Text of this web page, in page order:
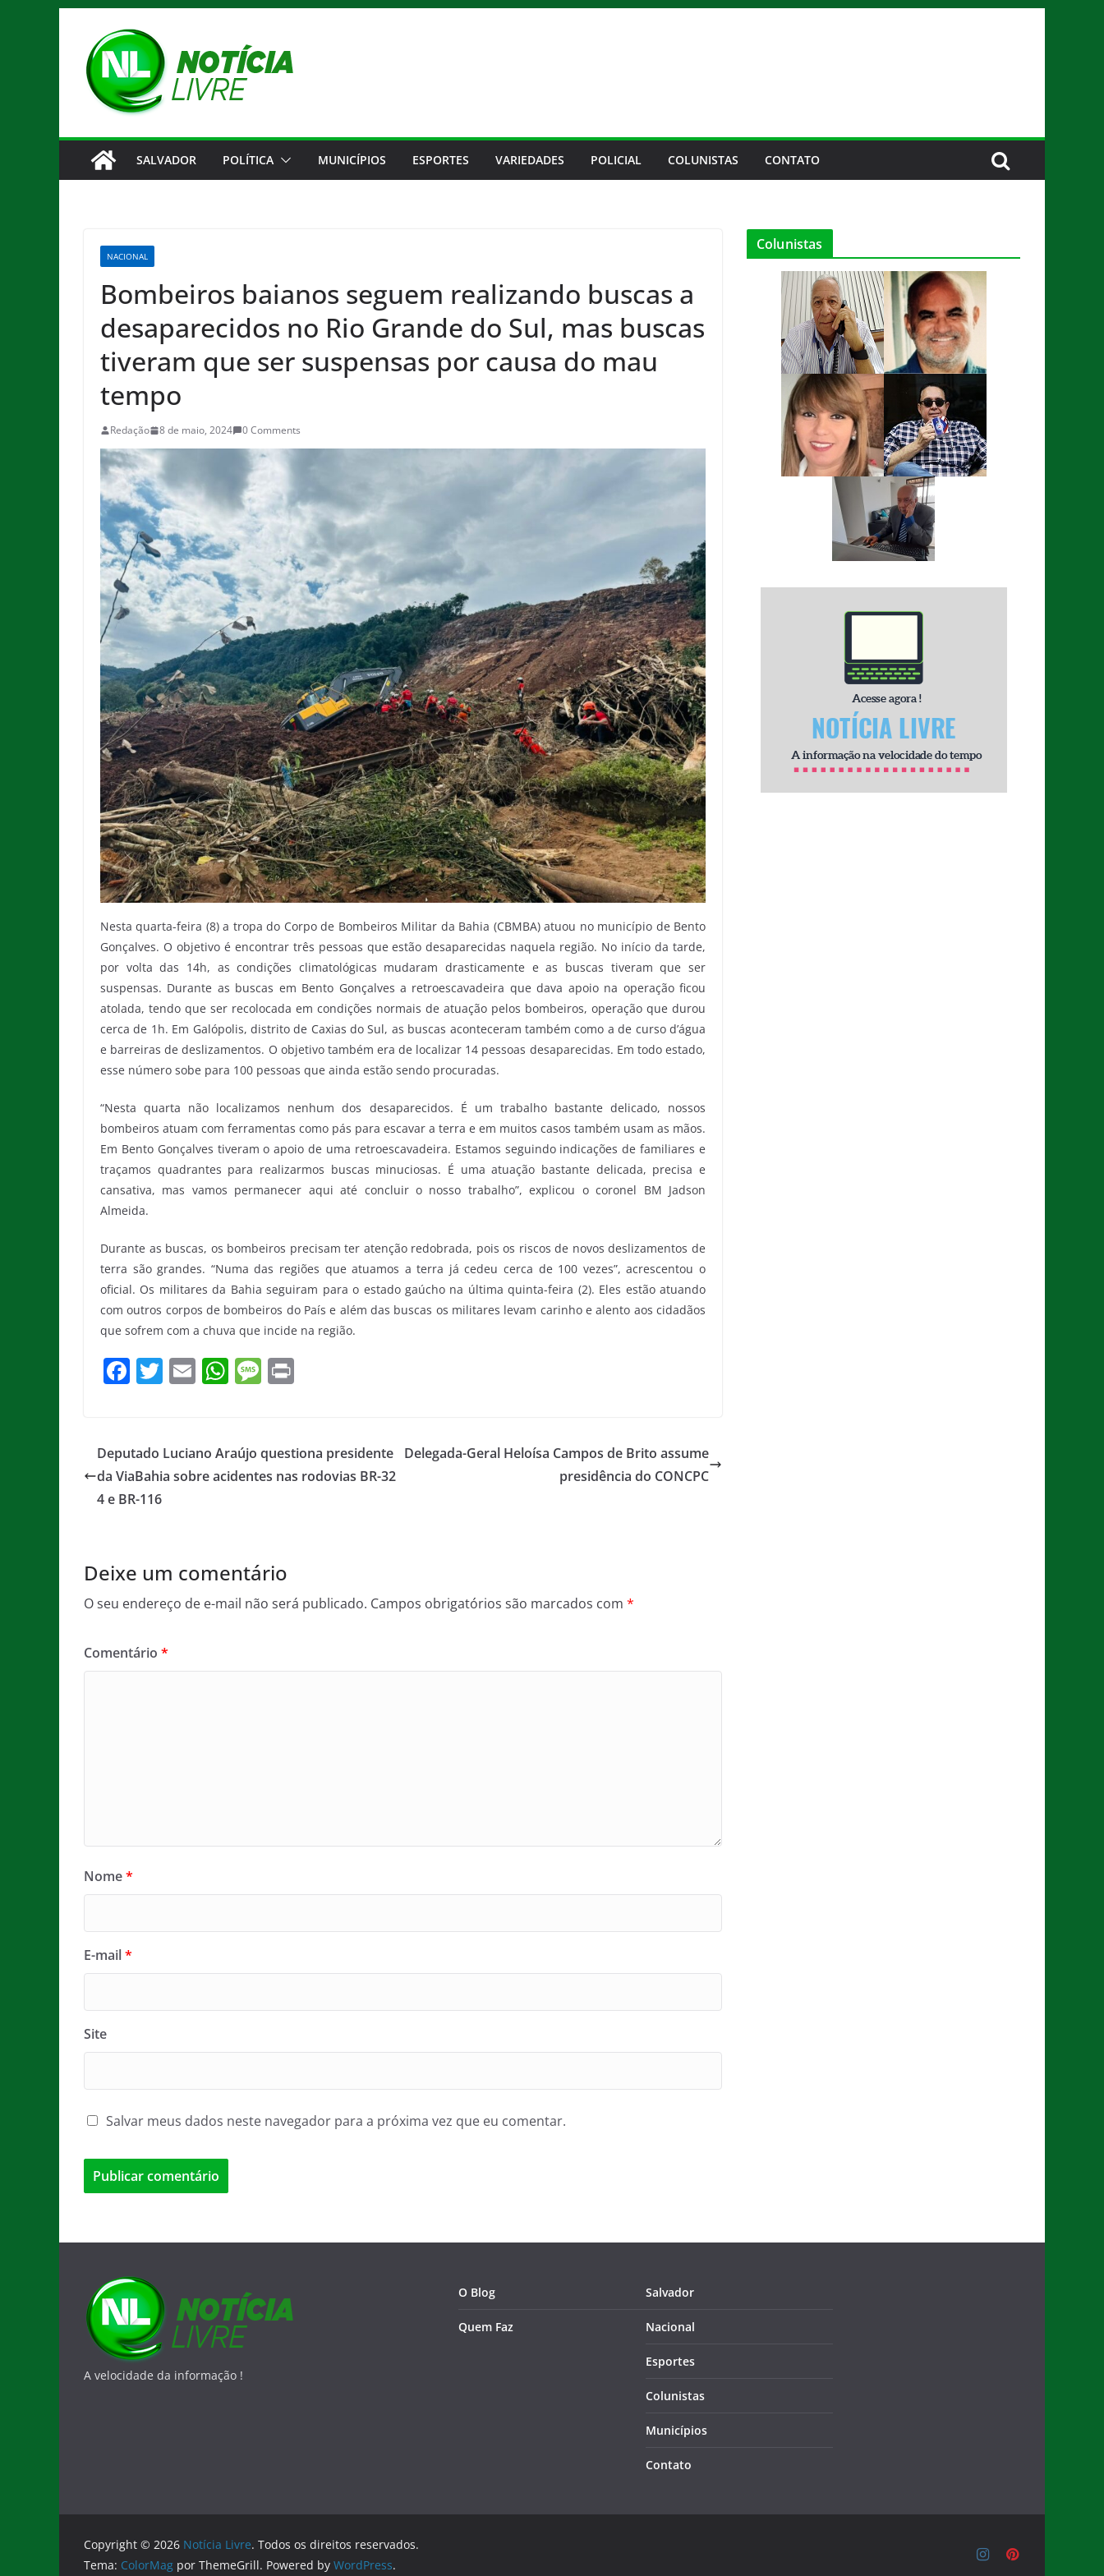
conteúdo
SALVADOR POLÍTICA MUNICÍPIOS ESPORTES VARIEDADES POLICIAL COLUNISTAS CONTATO
NACIONAL
Bombeiros baianos seguem realizando buscas a
desaparecidos no Rio Grande do Sul, mas buscas
tiveram que ser suspensas por causa do mau
tempo
Redação 8 de maio, 2024 0 Comments
Nesta quarta-feira (8) a tropa do Corpo de Bombeiros Militar da Bahia (CBMBA) atuou no município de Bento
Gonçalves. O objetivo é encontrar três pessoas que estão desaparecidas naquela região. No início da tarde,
por volta das 14h, as condições climatológicas mudaram drasticamente e as buscas tiveram que ser
suspensas. Durante as buscas em Bento Gonçalves a retroescavadeira que dava apoio na operação ficou
atolada, tendo que ser recolocada em condições normais de atuação pelos bombeiros, operação que durou
cerca de 1h. Em Galópolis, distrito de Caxias do Sul, as buscas aconteceram também como a de curso d’água
e barreiras de deslizamentos. O objetivo também era de localizar 14 pessoas desaparecidas. Em todo estado,
esse número sobe para 100 pessoas que ainda estão sendo procuradas.
“Nesta quarta não localizamos nenhum dos desaparecidos. É um trabalho bastante delicado, nossos
bombeiros atuam com ferramentas como pás para escavar a terra e em muitos casos também usam as mãos.
Em Bento Gonçalves tiveram o apoio de uma retroescavadeira. Estamos seguindo indicações de familiares e
traçamos quadrantes para realizarmos buscas minuciosas. É uma atuação bastante delicada, precisa e
cansativa, mas vamos permanecer aqui até concluir o nosso trabalho”, explicou o coronel BM Jadson
Almeida.
Durante as buscas, os bombeiros precisam ter atenção redobrada, pois os riscos de novos deslizamentos de
terra são grandes. “Numa das regiões que atuamos a terra já cedeu cerca de 100 vezes”, acrescentou o
oficial. Os militares da Bahia seguiram para o estado gaúcho na última quinta-feira (2). Eles estão atuando
com outros corpos de bombeiros do País e além das buscas os militares levam carinho e alento aos cidadãos
que sofrem com a chuva que incide na região.
F
e
b
o
T
er
E
l
W
s
A
M
a
g
Deputado Luciano Araújo questiona presidente
da ViaBahia sobre acidentes nas rodovias BR-32
4 e BR-116
Delegada-Geral Heloísa Campos de Brito assume
presidência do CONCPC
Deixe um comentário
O seu endereço de e-mail não será publicado. Campos obrigatórios são marcados com *
Comentário *
Nome*
E-mail*
Site
Salvar meus dados neste navegador para a próxima vez que eu comentar.
Colunistas
A velocidade da informação !
O Blog
Quem Faz
Salvador
Nacional
Esportes
Colunistas
Municípios
Contato
Copyright © 2026 Notícia Livre. Todos os direitos reservados.
Tema: ColorMag por ThemeGrill. Powered by WordPress.